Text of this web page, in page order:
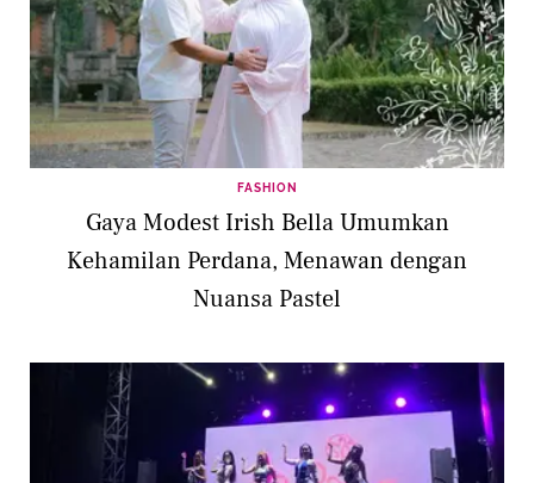
FASHION
Gaya Modest Irish Bella Umumkan
Kehamilan Perdana, Menawan dengan
Nuansa Pastel